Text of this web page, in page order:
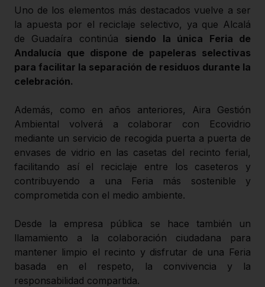
Uno de los elementos más destacados vuelve a ser
la apuesta por el reciclaje selectivo, ya que Alcalá
de Guadaíra continúa siendo la única Feria de
Andalucía que dispone de papeleras selectivas
para facilitar la separación de residuos durante la
celebración.
Además, como en años anteriores, Aira Gestión
Ambiental volverá a colaborar con Ecovidrio
mediante un servicio de recogida puerta a puerta de
envases de vidrio en las casetas del recinto ferial,
facilitando así el reciclaje entre los caseteros y
contribuyendo a una Feria más sostenible y
comprometida con el medio ambiente.
Desde la empresa pública se hace también un
llamamiento a la colaboración ciudadana para
mantener limpio el recinto y disfrutar de una Feria
basada en el respeto, la convivencia y la
responsabilidad compartida.